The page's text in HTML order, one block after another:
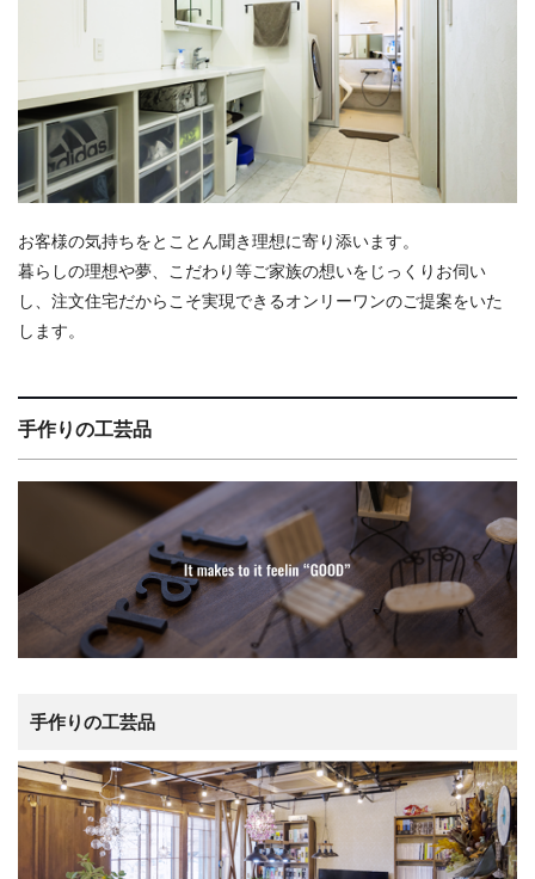
お客様の気持ちをとことん聞き理想に寄り添います。
暮らしの理想や夢、こだわり等ご家族の想いをじっくりお伺い
し、注文住宅だからこそ実現できるオンリーワンのご提案をいた
します。
手作りの工芸品
手作りの工芸品